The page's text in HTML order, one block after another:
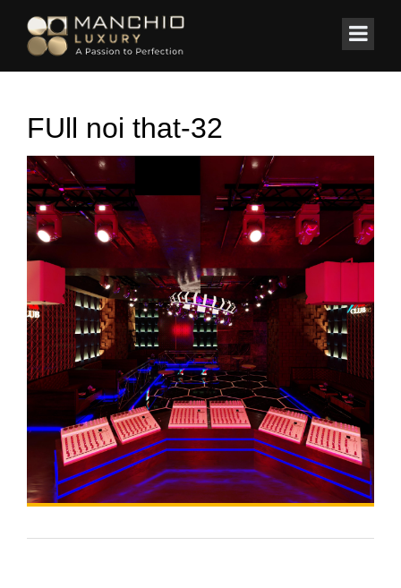
Home/Bar ✔️ Cafe ✔️ Club/Bar – “X” Club 99 Trần Bình
FUll noi that-32